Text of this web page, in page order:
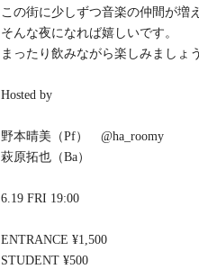
この街に少しずつ音楽の仲間が増
そんな夜になれば嬉しいです。
まったり飲みながら楽しみましょう
Hosted by
野本晴美（Pf） @ha_roomy
萩原拓也（Ba）
6.19 FRI 19:00
ENTRANCE ¥1,500
STUDENT ¥500